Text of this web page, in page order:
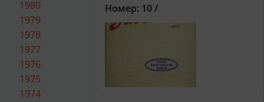
1980
1979
1978
1977
1976
1975
1974
Номер: 10 /